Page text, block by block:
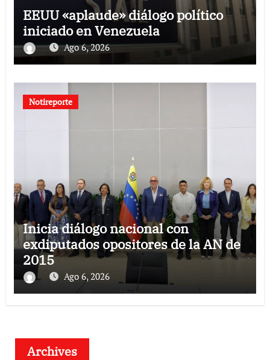
EEUU «aplaude» diálogo político
iniciado en Venezuela
Ago 6, 2026
Notireporte
Inicia diálogo nacional con
exdiputados opositores de la AN de
2015
Ago 6, 2026
Archives